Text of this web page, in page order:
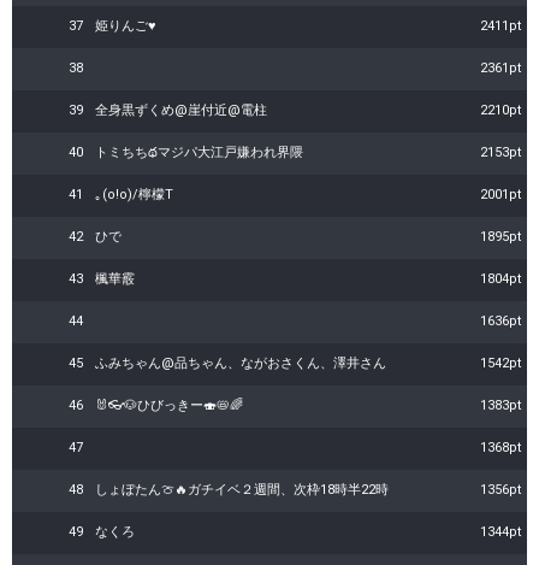
37 姫りんご♥ 2411pt
38 2361pt
39 全身黒ずくめ@崖付近@電柱 2210pt
40 トミちちథマジパ大江戸嫌われ界隈 2153pt
41 ｡(o!o)/檸檬T 2001pt
42 ひで 1895pt
43 楓華霰 1804pt
44 1636pt
45 ふみちゃん@品ちゃん、ながおさくん、澤井さん 1542pt
46 🐰👓🐶ひびっきー🍣📛🌈 1383pt
47 1368pt
48 しょぼたん🍈🔥ガチイベ２週間、次枠18時半22時 1356pt
49 なくろ 1344pt